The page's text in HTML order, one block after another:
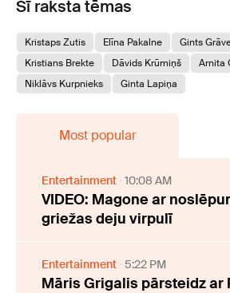
Šī raksta tēmas
Kristaps Zutis Elīna Pakalne Gints
Kristians Brekte
Dāvids Krūmiņš Arnita
Niklāvs Kurpnieks
Ginta Lapiņa
Most popular
Entertainment 10:08 AM
VIDEO: Magone ar
griežas deju virpulī
Entertainment 5:22 PM
Māris Grigalis pārsteidz ar